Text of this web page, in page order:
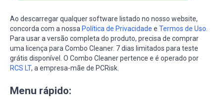
Ao descarregar qualquer software listado no nosso website,
concorda com a nossa Política de Privacidade e Termos de Uso
Para usar a versão completa do produto, precisa de comprar
uma licença para Combo Cleaner. 7 dias limitados para teste
grátis disponível. O Combo Cleaner pertence e é operado por
RCS LT, a empresa-mãe de PCRisk.
Menu rápido: